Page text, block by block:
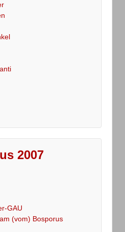
2007
GAU
(vom) Bosporus